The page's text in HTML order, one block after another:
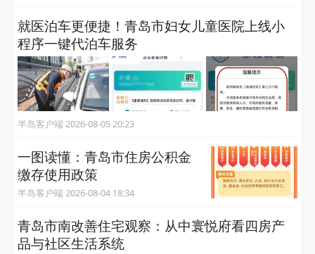
就医泊车更便捷！青岛市妇女儿童医院上线小
程序一键代泊车服务
半岛客户端 2026-08-05 20:23
一图读懂：青岛市住房公积金
缴存使用政策
半岛客户端 2026-08-04 18:34
青岛市南改善住宅观察：从中寰悦府看四房产
品与社区生活系统